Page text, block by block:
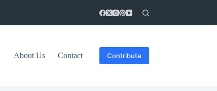
About Us Contact Contribute